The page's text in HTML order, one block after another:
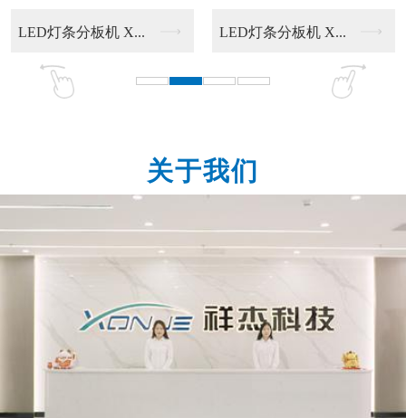
LED灯条分板机 X... 塑胶热铆机 XJPM...
关于我们